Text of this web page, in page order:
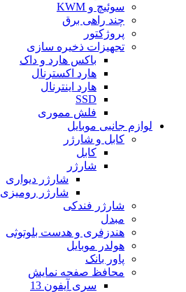
سوئیچ و KWM
چند راهی برق
پروژکتور
تجهیزات ذخیره سازی
باکس هارد و داک
هارد اکسترنال
هارد اینترنال
SSD
فلش مموری
لوازم جانبی موبایل
کابل و شارژر
کابل
شارژر
شارژر دیواری
شارژر رومیزی
شارژر فندکی
مبدل
هندزفری و هدست بلوتوثی
هولدر موبایل
پاور بانک
محافظ صفحه نمایش
سری آیفون 13